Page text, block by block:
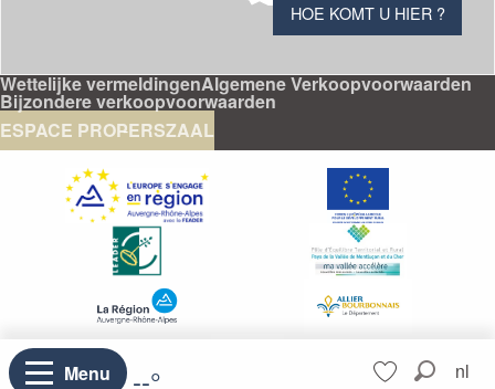
Aller
--°
Menu nl
HOE KOMT U HIER ?
Wettelijke vermeldingenAlgemene Verkoopvoorwaarden
Bijzondere verkoopvoorwaarden
ESPACE PROPERSZAAL